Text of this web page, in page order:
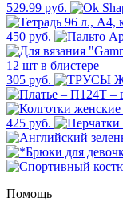
529.99 руб.
450 руб.
305 руб.
425 руб.
Помощь